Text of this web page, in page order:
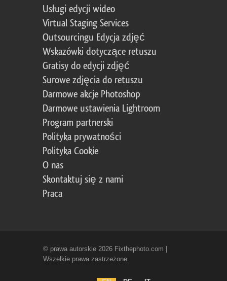
Usługi edycji wideo
Virtual Staging Services
Outsourcingu Edycja zdjęć
Wskazówki dotyczące retuszu
Gratisy do edycji zdjęć
Surowe zdjęcia do retuszu
Darmowe akcje Photoshop
Darmowe ustawienia Lightroom
Program partnerski
Polityka prywatności
Polityka Cookie
O nas
Skontaktuj się z nami
Praca
© prawa autorskie 2026 Fixthephoto.com |
Wszelkie prawa zastrzeżone.